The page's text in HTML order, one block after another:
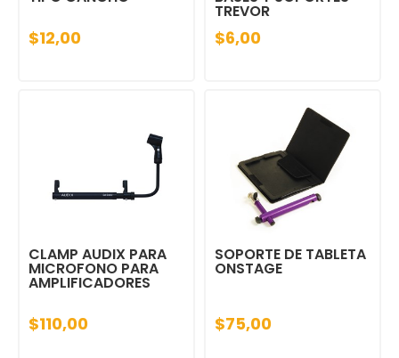
$12,00
TREVOR
$6,00
CLAMP AUDIX PARA
MICROFONO PARA
AMPLIFICADORES
$110,00
SOPORTE DE TABLETA
ONSTAGE
$75,00